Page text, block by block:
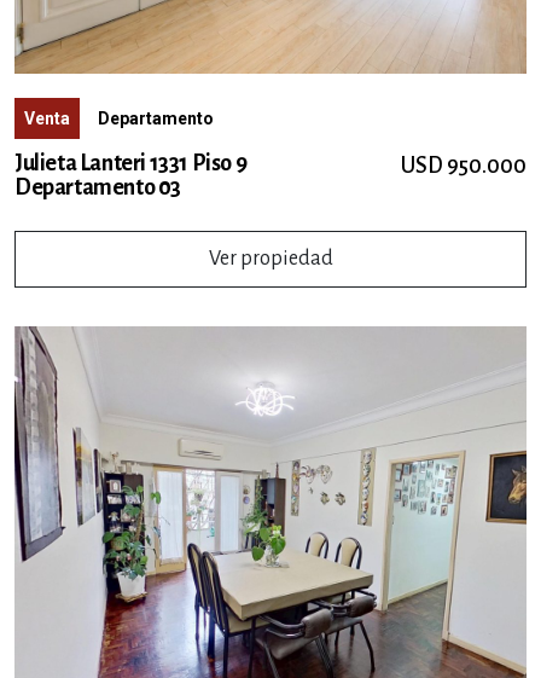
Venta Departamento
Julieta Lanteri 1331 Piso 9
Departamento 03
USD 950.000
Ver propiedad